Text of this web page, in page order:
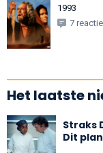
1993
7
Het laatste
Straks
Dit